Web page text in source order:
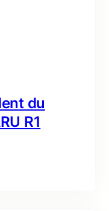
du
R1